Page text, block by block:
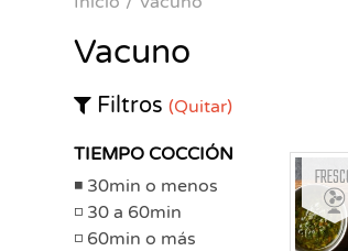
Vacuno
Filtros (Quitar)
TIEMPO COCCIÓN
30min o menos
30 a 60min
60min o más